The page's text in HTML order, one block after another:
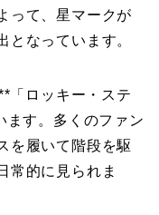
って、星マークが
となっています。
「ロッキー・ステ
ます。多くのファン
を履いて階段を駆
常的に見られま